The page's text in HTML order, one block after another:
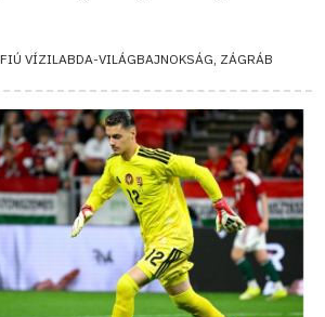
VÍZILABDA-VILÁGBAJNOKSÁG, ZÁGRÁB